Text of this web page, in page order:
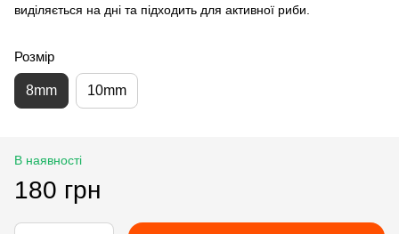
виділяється на дні та підходить для активної риби.
Розмір
8mm 10mm
В наявності
180 грн